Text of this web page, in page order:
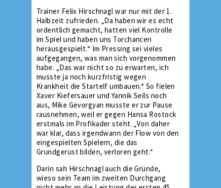
Trainer Felix Hirschnagl war nur mit der 1.
Halbzeit zufrieden. „Da haben wir es echt
ordentlich gemacht, hatten viel Kontrolle
im Spiel und haben uns Torchancen
herausgespielt.“ Im Pressing sei vieles
aufgegangen, was man sich vorgenommen
habe. „Das war nicht so zu erwarten, ich
musste ja noch kurzfristig wegen
Krankheit die Startelf umbauen.“ So fielen
Xaver Kiefersauer und Yannik Seils noch
aus, Mike Gevorgyan musste er zur Pause
rausnehmen, weil er gegen Hansa Rostock
erstmals im Profikader steht. „Von daher
war klar, dass irgendwann der Flow von den
eingespielten Spielern, die das
Grundgerüst bilden, verloren geht.“
Darin sah Hirschnagl auch die Gründe,
wieso sein Team im zweiten Durchgang